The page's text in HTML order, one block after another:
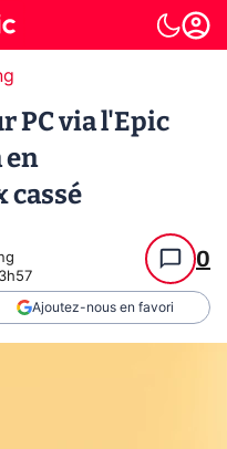
PC via l'Epic
en
cassé
0
Ajoutez-nous en favori